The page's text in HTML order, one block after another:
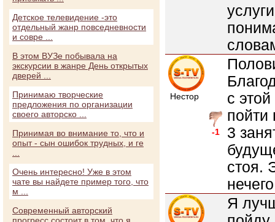
Нестор
-1
с
пойти
3
стоя.
Я
Детское телевидение -это
отдельный жанр повседневности
и совре ...
В этом ВУЗе побывала на
экскурсии в жанре День открытых
дверей ...
Принимаю творческие
предложения по организации
своего авторско ...
Принимая во внимание то, что и
опыт - сын ошибок трудных, и ге
Очень интересно! Уже в этом
чате вы найдете пример того, что
м ...
Современный авторский